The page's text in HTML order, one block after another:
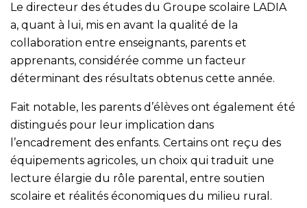
Le directeur des études du Groupe scolaire LADIA
a, quant à lui, mis en avant la qualité de la
collaboration entre enseignants, parents et
apprenants, considérée comme un facteur
déterminant des résultats obtenus cette année.
Fait notable, les parents d’élèves ont également été
distingués pour leur implication dans
l’encadrement des enfants. Certains ont reçu des
équipements agricoles, un choix qui traduit une
lecture élargie du rôle parental, entre soutien
scolaire et réalités économiques du milieu rural.